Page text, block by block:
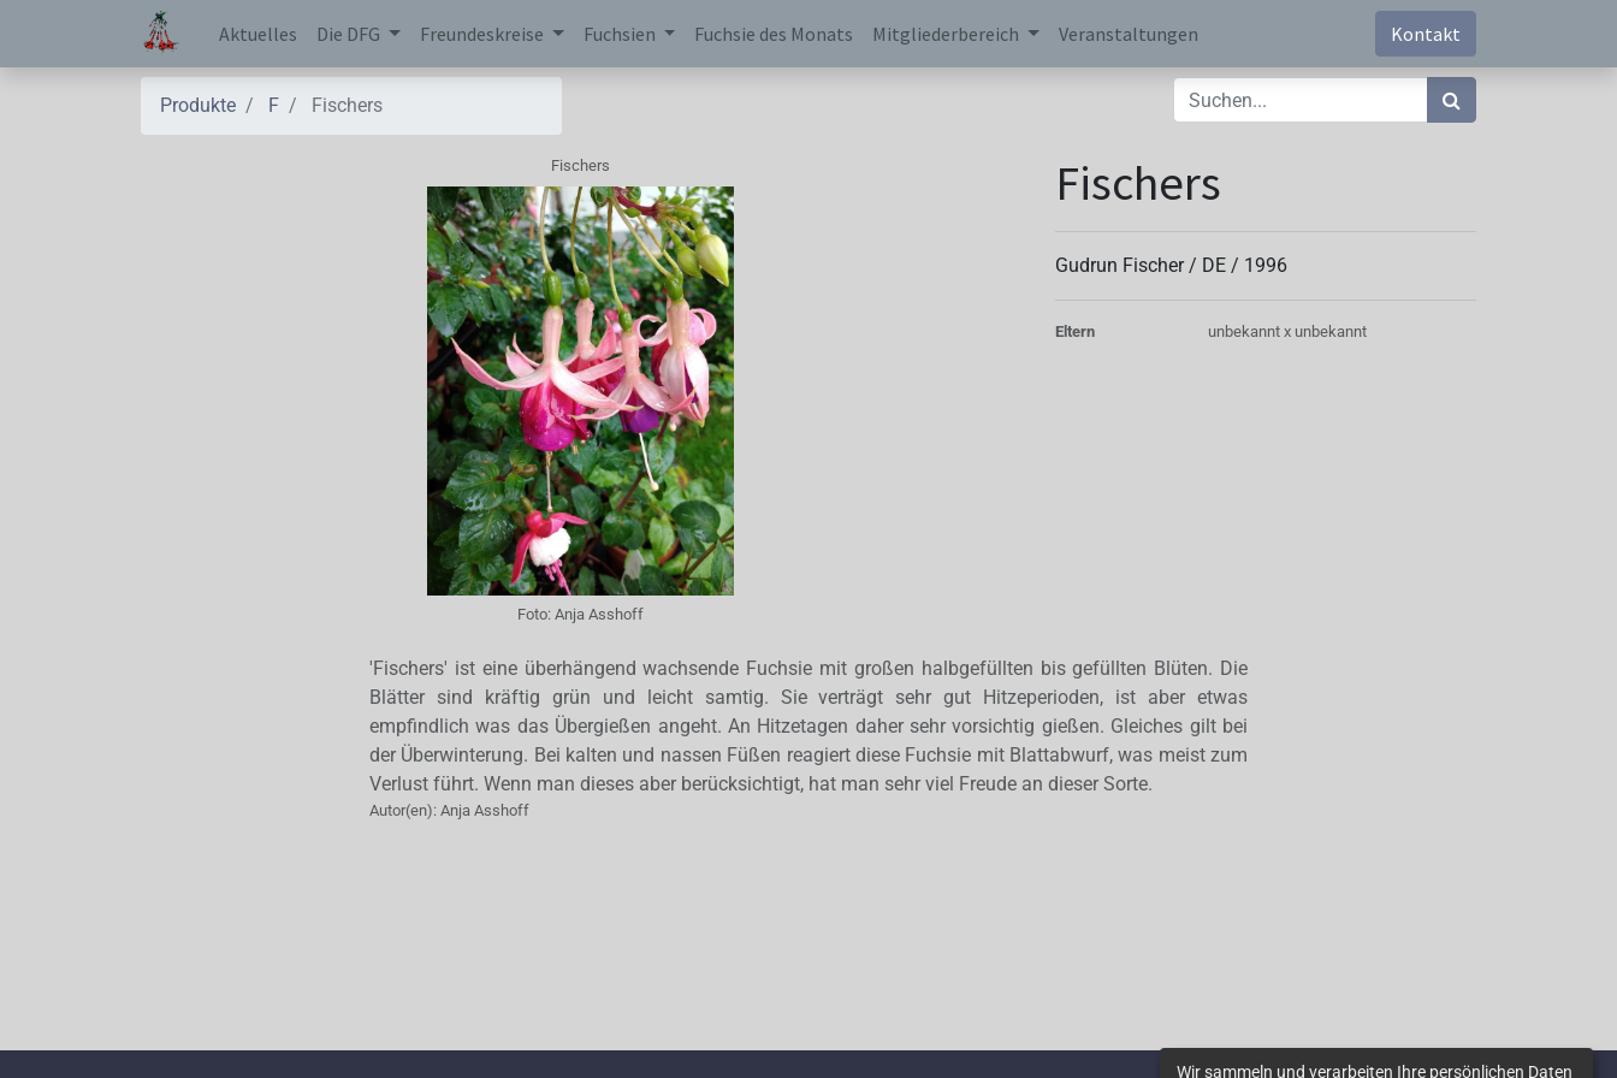
Aktuelles Die DFG Freundeskreise Fuchsien Fuchsie des Monats Mitgliederbereich Veranstaltungen Kontakt
Produkte F Fischers
Fischers
Foto: Anja Asshoff
Fischers
Gudrun Fischer / DE / 1996
Eltern unbekannt x unbekannt
'Fischers' ist eine überhängend wachsende Fuchsie mit großen halbgefüllten bis gefüllten Blüten. Die
Blätter sind kräftig grün und leicht samtig. Sie verträgt sehr gut Hitzeperioden, ist aber etwas
empfindlich was das Übergießen angeht. An Hitzetagen daher sehr vorsichtig gießen. Gleiches gilt bei
der Überwinterung. Bei kalten und nassen Füßen reagiert diese Fuchsie mit Blattabwurf, was meist zum
Verlust führt. Wenn man dieses aber berücksichtigt, hat man sehr viel Freude an dieser Sorte.
Autor(en): Anja Asshoff
Wir sammeln und verarbeiten Ihre persönlichen Daten